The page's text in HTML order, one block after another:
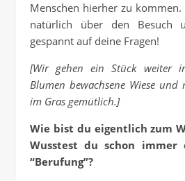
Menschen hierher zu
natürlich über den Besuch
gespannt auf deine Fragen!
[Wir gehen ein Stück weiter
Blumen bewachsene Wiese und
im Gras gemütlich.]
Wie bist du eigentlich zum
Wusstest du schon immer
“Berufung”?